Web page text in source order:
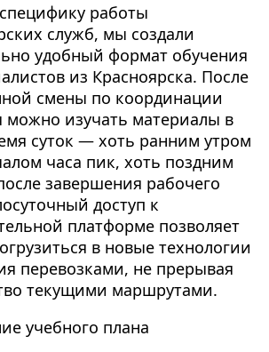
работы
служб, мы создали
удобный формат обучения
из Красноярска. После
смены по координации
можно изучать материалы в
суток — хоть ранним утром
часа пик, хоть поздним
завершения рабочего
доступ к
платформе позволяет
в новые технологии
перевозками, не прерывая
текущими маршрутами.
учебного плана